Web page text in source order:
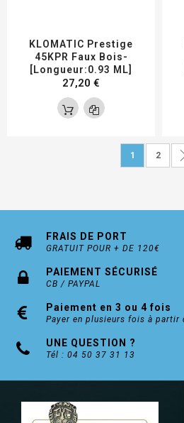
KLOMATIC Prestige
45KPR Faux Bois-
[Longueur:0.93 ML]
27,20 €
Vous lisez
1 Page
2
FRAIS DE PORT
GRATUIT POUR + DE 120€
PAIEMENT SÉCURISÉ
CB / PAYPAL
Paiement en 3 ou 4 fois
Payer en plusieurs fois à partir
UNE QUESTION ?
Tél : 04 50 37 31 13